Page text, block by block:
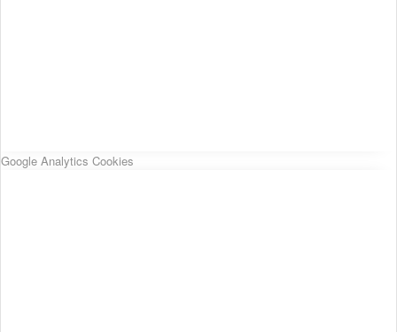
Google Analytics Cookies